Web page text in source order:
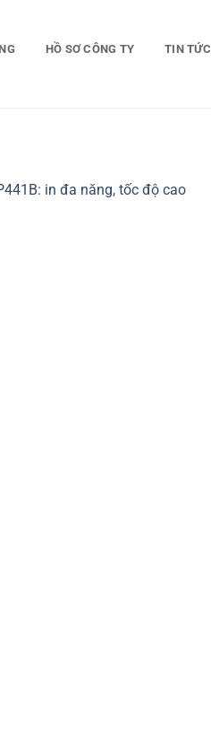
HỒ SƠ CÔNG TY TIN TỨC
in đa năng, tốc độ cao